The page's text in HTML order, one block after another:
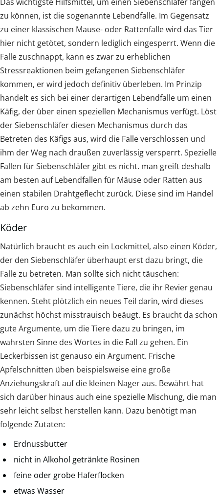
zu können, ist die sogenannte Lebendfalle. Im Gegensatz
zu einer klassischen Mause- oder Rattenfalle wird das Tier
hier nicht getötet, sondern lediglich eingesperrt. Wenn die
Falle zuschnappt, kann es zwar zu erheblichen
Stressreaktionen beim gefangenen Siebenschläfer
kommen, er wird jedoch definitiv überleben. Im Prinzip
handelt es sich bei einer derartigen Lebendfalle um einen
Käfig, der über einen speziellen Mechanismus verfügt. Löst
der Siebenschläfer diesen Mechanismus durch das
Betreten des Käfigs aus, wird die Falle verschlossen und
ihm der Weg nach draußen zuverlässig versperrt. Spezielle
Fallen für Siebenschläfer gibt es nicht. man greift deshalb
am besten auf Lebendfallen für Mäuse oder Ratten aus
einen stabilen Drahtgeflecht zurück. Diese sind im Handel
ab zehn Euro zu bekommen.
Köder
Natürlich braucht es auch ein Lockmittel, also einen Köder,
der den Siebenschläfer überhaupt erst dazu bringt, die
Falle zu betreten. Man sollte sich nicht täuschen:
Siebenschläfer sind intelligente Tiere, die ihr Revier genau
kennen. Steht plötzlich ein neues Teil darin, wird dieses
zunächst höchst misstrauisch beäugt. Es braucht da schon
gute Argumente, um die Tiere dazu zu bringen, im
wahrsten Sinne des Wortes in die Fall zu gehen. Ein
Leckerbissen ist genauso ein Argument. Frische
Apfelschnitten üben beispielsweise eine große
Anziehungskraft auf die kleinen Nager aus. Bewährt hat
sich darüber hinaus auch eine spezielle Mischung, die man
sehr leicht selbst herstellen kann. Dazu benötigt man
folgende Zutaten:
Erdnussbutter
nicht in Alkohol getränkte Rosinen
feine oder grobe Haferflocken
etwas Wasser